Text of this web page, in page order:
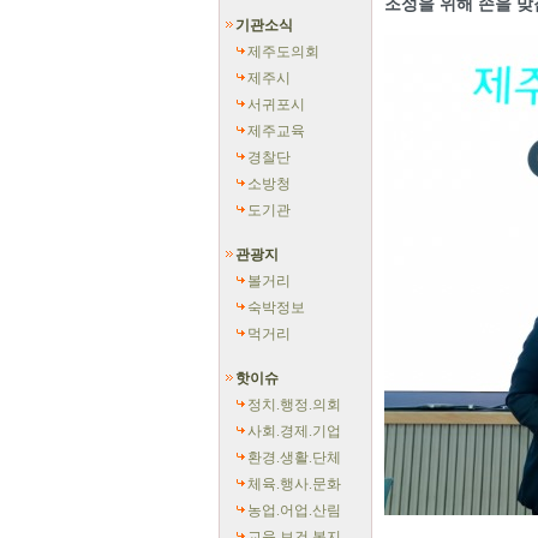
기관소식
제주도의회
제주시
서귀포시
제주교육
경찰단
소방청
도기관
관광지
볼거리
숙박정보
먹거리
핫이슈
정치.행정.의회
사회.경제.기업
환경.생활.단체
체육.행사.문화
농업.어업.산림
조성을 위해 손을 맞